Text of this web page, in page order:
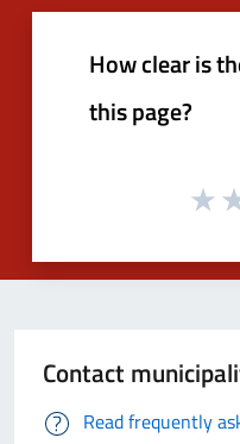
How clear is
this page?
Contact
Read frequently